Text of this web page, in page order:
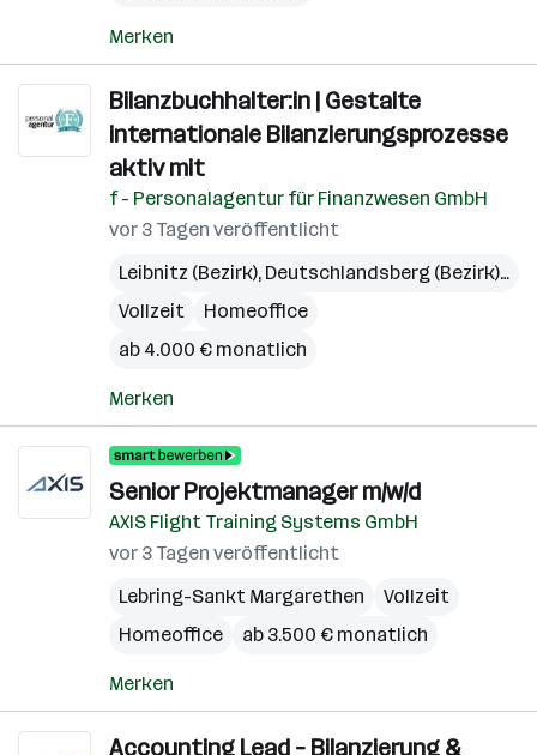
Merken
Bilanzbuchhalter:in | Gestalte
internationale Bilanzierungsprozesse
aktiv mit
f - Personalagentur für Finanzwesen GmbH
vor 3 Tagen veröffentlicht
Leibnitz (Bezirk), Deutschlandsberg (Bezirk),
Vollzeit
Homeoffice
ab 4.000 € monatlich
Merken
Senior Projektmanager m/w/d
AXIS Flight Training Systems GmbH
vor 3 Tagen veröffentlicht
Lebring-Sankt Margarethen
Vollzeit
Homeoffice
ab 3.500 € monatlich
Merken
Accounting Lead – Bilanzierung &